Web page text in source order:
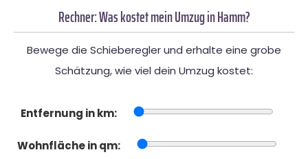
Rechner: Was kostet mein Umzug in Hamm?
Bewege die Schieberegler und erhalte eine grobe
Schätzung, wie viel dein Umzug kostet:
Entfernung in km:
Wohnfläche in qm: